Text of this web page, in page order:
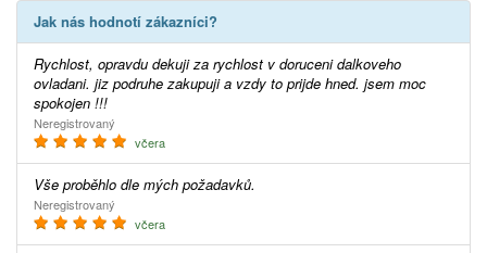
Jak nás hodnotí zákazníci?
Rychlost, opravdu dekuji za rychlost v doruceni dalkoveho
ovladani. jiz podruhe zakupuji a vzdy to prijde hned. jsem moc
spokojen !!!
Neregistrovaný
včera
Vše proběhlo dle mých požadavků.
Neregistrovaný
včera